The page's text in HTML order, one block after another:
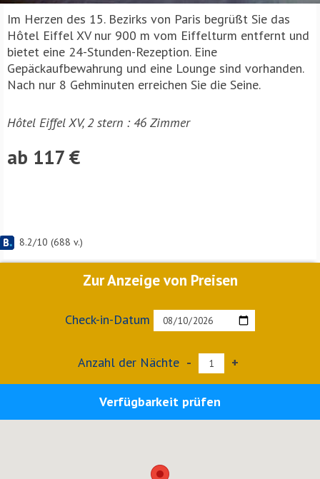
Im Herzen des 15. Bezirks von Paris begrüßt Sie das
Hôtel Eiffel XV nur 900 m vom Eiffelturm entfernt und
bietet eine 24-Stunden-Rezeption. Eine
Gepäckaufbewahrung und eine Lounge sind vorhanden.
Nach nur 8 Gehminuten erreichen Sie die Seine.
Hôtel Eiffel XV, 2 stern : 46 Zimmer
ab 117 €
8.2/10 (688 v.)
Zur Anzeige von Preisen
Check-in-Datum
Anzahl der Nächte - +
Verfügbarkeit prüfen